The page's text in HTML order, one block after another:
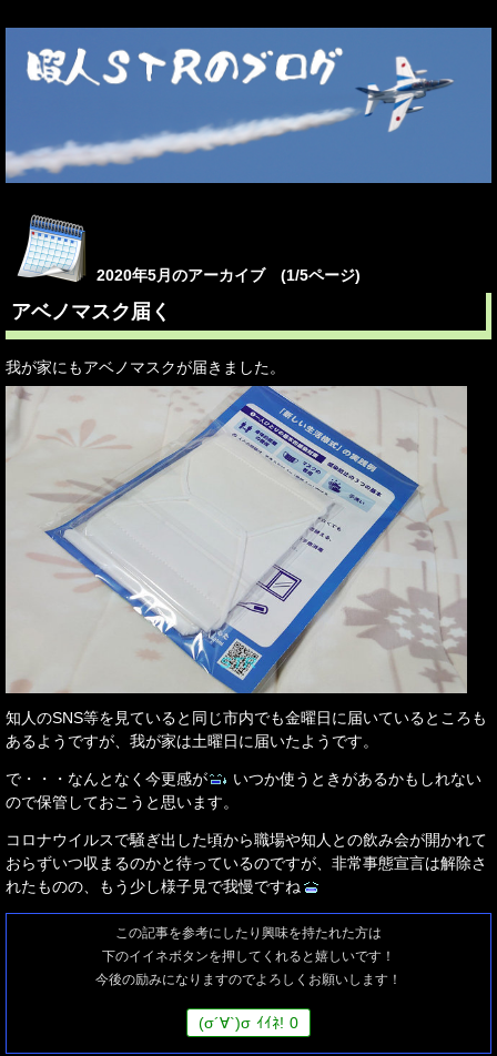
2020年5月のアーカイブ (1/5ページ)
アベノマスク届く
我が家にもアベノマスクが届きました。
知人のSNS等を見ていると同じ市内でも金曜日に届いているところも
あるようですが、我が家は土曜日に届いたようです。
で・・・なんとなく今更感が
いつか使うときがあるかもしれない
ので保管しておこうと思います。
コロナウイルスで騒ぎ出した頃から職場や知人との飲み会が開かれて
おらずいつ収まるのかと待っているのですが、非常事態宣言は解除さ
れたものの、もう少し様子見で我慢ですね
この記事を参考にしたり興味を持たれた方は
下のイイネボタンを押してくれると嬉しいです！
今後の励みになりますのでよろしくお願いします！
(σ´∀`)σ ｲｲﾈ! 0